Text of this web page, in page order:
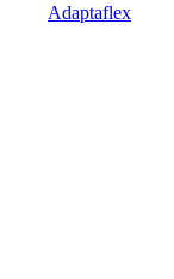
Adaptaflex